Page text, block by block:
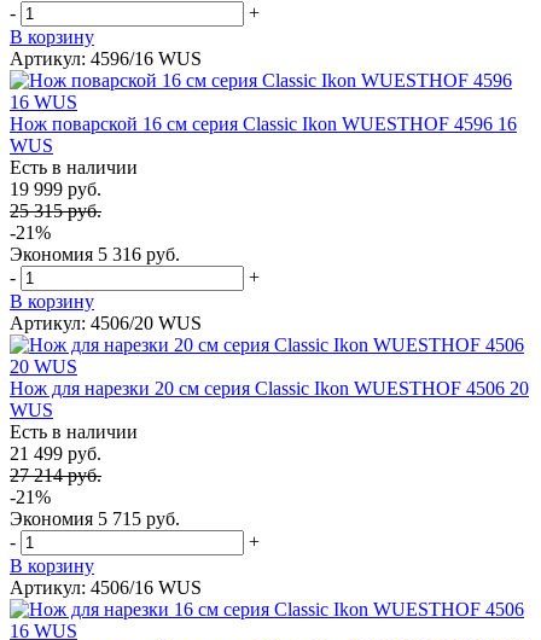
-
+
В корзину
Артикул: 4596/16 WUS
Нож поварской 16 см серия Classic Ikon WUESTHOF 4596 16
WUS
Есть в наличии
19 999 руб.
25 315 руб.
-21%
Экономия 5 316 руб.
-
+
В корзину
Артикул: 4506/20 WUS
Нож для нарезки 20 см серия Classic Ikon WUESTHOF 4506 20
WUS
Есть в наличии
21 499 руб.
27 214 руб.
-21%
Экономия 5 715 руб.
-
+
В корзину
Артикул: 4506/16 WUS